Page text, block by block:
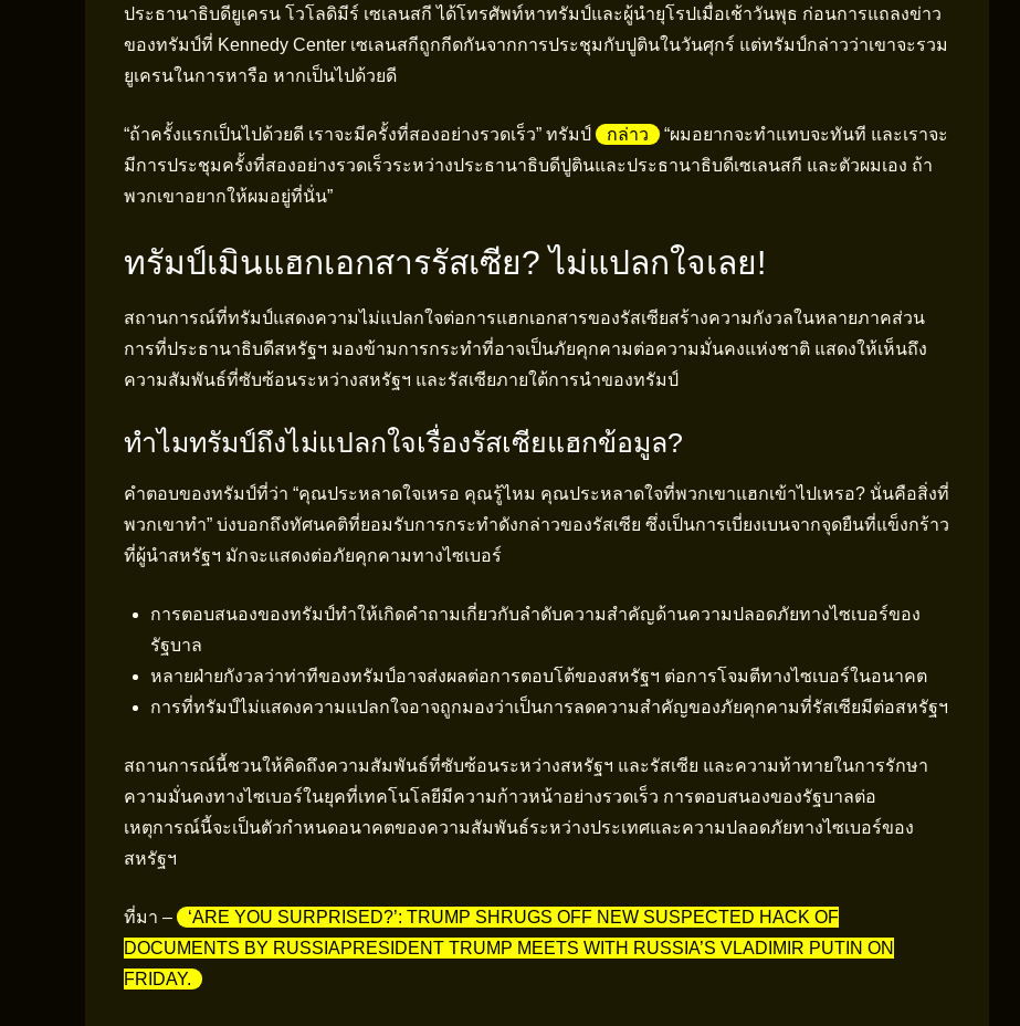
ประธานาธิบดียูเครน โวโลดิมีร์ เซเลนสกี ได้โทรศัพท์หาทรัมป์และผู้นำยุโรปเมื่อเช้าวันพุธ ก่อนการแถลงข่าว
ของทรัมป์ที่ Kennedy Center เซเลนสกีถูกกีดกันจากการประชุมกับปูตินในวันศุกร์ แต่ทรัมป์กล่าวว่าเขาจะรวม
ยูเครนในการหารือ หากเป็นไปด้วยดี
“ถ้าครั้งแรกเป็นไปด้วยดี เราจะมีครั้งที่สองอย่างรวดเร็ว” ทรัมป์ กล่าว
“ผมอยากจะทำแทบจะทันที และเราจะ
มีการประชุมครั้งที่สองอย่างรวดเร็วระหว่างประธานาธิบดีปูตินและประธานาธิบดีเซเลนสกี และตัวผมเอง ถ้า
พวกเขาอยากให้ผมอยู่ที่นั่น”
ทรัมป์เมินแฮกเอกสารรัสเซีย? ไม่แปลกใจเลย!
สถานการณ์ที่ทรัมป์แสดงความไม่แปลกใจต่อการแฮกเอกสารของรัสเซียสร้างความกังวลในหลายภาคส่วน
การที่ประธานาธิบดีสหรัฐฯ มองข้ามการกระทำที่อาจเป็นภัยคุกคามต่อความมั่นคงแห่งชาติ แสดงให้เห็นถึง
ความสัมพันธ์ที่ซับซ้อนระหว่างสหรัฐฯ และรัสเซียภายใต้การนำของทรัมป์
ทำไมทรัมป์ถึงไม่แปลกใจเรื่องรัสเซียแฮกข้อมูล?
คำตอบของทรัมป์ที่ว่า “คุณประหลาดใจเหรอ คุณรู้ไหม คุณประหลาดใจที่พวกเขาแฮกเข้าไปเหรอ? นั่นคือสิ่งที่
พวกเขาทำ” บ่งบอกถึงทัศนคติที่ยอมรับการกระทำดังกล่าวของรัสเซีย ซึ่งเป็นการเบี่ยงเบนจากจุดยืนที่แข็งกร้าว
ที่ผู้นำสหรัฐฯ มักจะแสดงต่อภัยคุกคามทางไซเบอร์
การตอบสนองของทรัมป์ทำให้เกิดคำถามเกี่ยวกับลำดับความสำคัญด้านความปลอดภัยทางไซเบอร์ของ
รัฐบาล
หลายฝ่ายกังวลว่าท่าทีของทรัมป์อาจส่งผลต่อการตอบโต้ของสหรัฐฯ ต่อการโจมตีทางไซเบอร์ในอนาคต
การที่ทรัมป์ไม่แสดงความแปลกใจอาจถูกมองว่าเป็นการลดความสำคัญของภัยคุกคามที่รัสเซียมีต่อสหรัฐฯ
สถานการณ์นี้ชวนให้คิดถึงความสัมพันธ์ที่ซับซ้อนระหว่างสหรัฐฯ และรัสเซีย และความท้าทายในการรักษา
ความมั่นคงทางไซเบอร์ในยุคที่เทคโนโลยีมีความก้าวหน้าอย่างรวดเร็ว การตอบสนองของรัฐบาลต่อ
เหตุการณ์นี้จะเป็นตัวกำหนดอนาคตของความสัมพันธ์ระหว่างประเทศและความปลอดภัยทางไซเบอร์ของ
สหรัฐฯ
ที่มา –
‘ARE YOU SURPRISED?’: TRUMP SHRUGS OFF NEW SUSPECTED HACK OF
DOCUMENTS BY RUSSIAPRESIDENT TRUMP MEETS WITH RUSSIA’S VLADIMIR PUTIN ON
FRIDAY.